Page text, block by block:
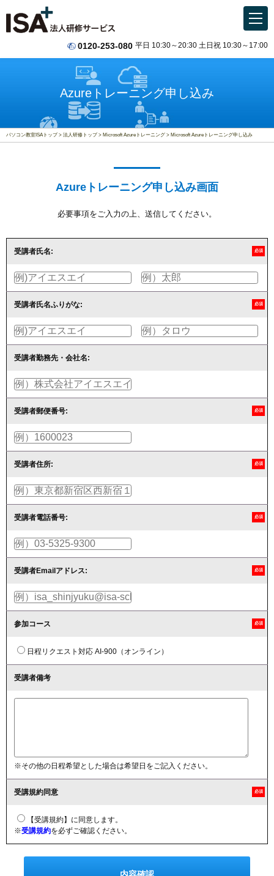
0120-253-080 平日 10:30～20:30 土日祝 10:30～17:00
Azureトレーニング申し込み
パソコン教室ISAトップ 法人研修トップ Microsoft Azureトレーニング Microsoft Azureトレーニング申し込み
Azureトレーニング申し込み画面
必要事項をご入力の上、送信してください。
受講者氏名: 必須
受講者氏名ふりがな: 必須
受講者勤務先・会社名:
受講者郵便番号: 必須
受講者住所: 必須
受講者電話番号: 必須
受講者Emailアドレス: 必須
参加コース 必須
日程リクエスト対応 AI-900（オンライン）
受講者備考
※その他の日程希望とした場合は希望日をご記入ください。
受講規約同意 必須
【受講規約】に同意します。
※受講規約を必ずご確認ください。